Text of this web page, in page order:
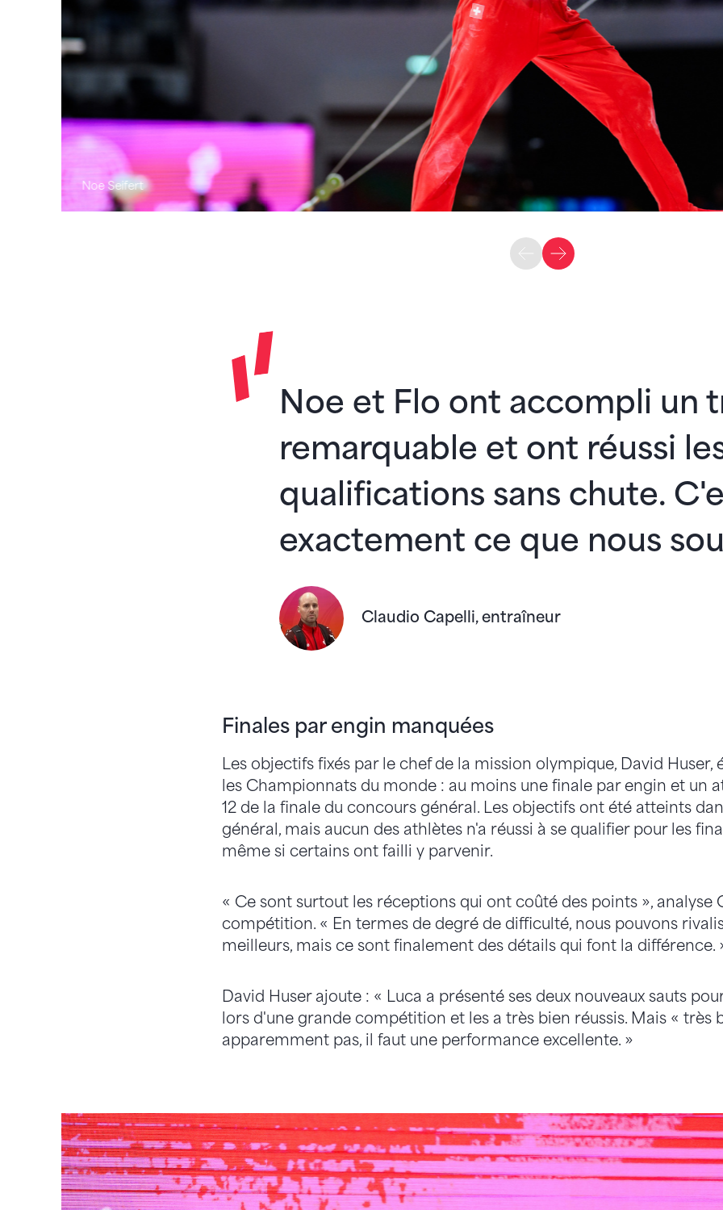
Noe Seifert
Claudio Capelli, entraîneur
Noe et Flo ont accompli un
remarquable et ont réussi
qualifications sans chute.
exactement ce que nous
Finales par engin manquées
Les objectifs fixés par le chef de la mission olympique, David Huser,
les Championnats du monde : au moins une finale par engin et un
12 de la finale du concours général. Les objectifs ont été atteints
général, mais aucun des athlètes n'a réussi à se qualifier pour les
même si certains ont failli y parvenir.
« Ce sont surtout les réceptions qui ont coûté des points », analyse
compétition. « En termes de degré de difficulté, nous pouvons
meilleurs, mais ce sont finalement des détails qui font la différence.
David Huser ajoute : « Luca a présenté ses deux nouveaux sauts
lors d'une grande compétition et les a très bien réussis. Mais « très
apparemment pas, il faut une performance excellente. »